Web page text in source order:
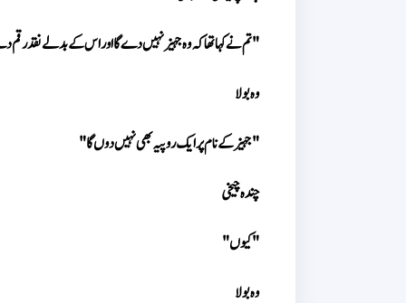
"تم نے کہا تھا کہ وہ جہیز نہیں دے گا اور اس کے بدلے نقد
وہ بولا
"جہیز کے نام پر ایک روپیہ بھی نہیں دوں گا"
چندہ چیخی
"کیوں"
وہ بولا